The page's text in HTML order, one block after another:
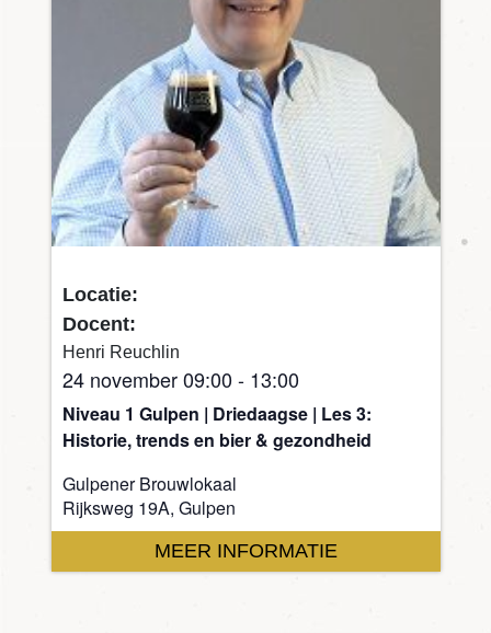
24 november 09:00 - 13:00
Niveau 1 Gulpen | Driedaagse | Les 3:
Historie, trends en bier & gezondheid
Locatie:
Gulpener Brouwlokaal
Rijksweg 19A, Gulpen
Docent:
Henri Reuchlin
MEER INFORMATIE